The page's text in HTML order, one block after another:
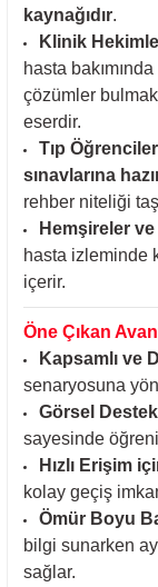
kaynağıdır.
Klinik
hasta
çözümler
eserdir.
Tıp
sınavlarına
rehber niteliği
Hemşireler
hasta izleminde
içerir.
Öne Çıkan
Kapsamlı ve
senaryosuna
Görsel
sayesinde
Hızlı Erişim
kolay geçiş
Ömür Boyu
bilgi sunarken
sağlar.